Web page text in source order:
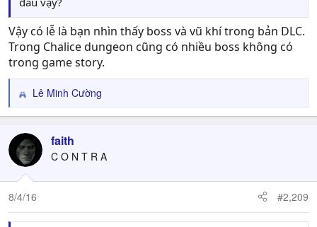
Vậy có lễ là bạn nhìn thấy boss và vũ khí trong bản DLC.
Trong Chalice dungeon cũng có nhiều boss không có
trong game story.
R
e
c
t
i
o
n
s
:
Lê Minh Cường
faith
C O N T R A
8/4/16 #2,209